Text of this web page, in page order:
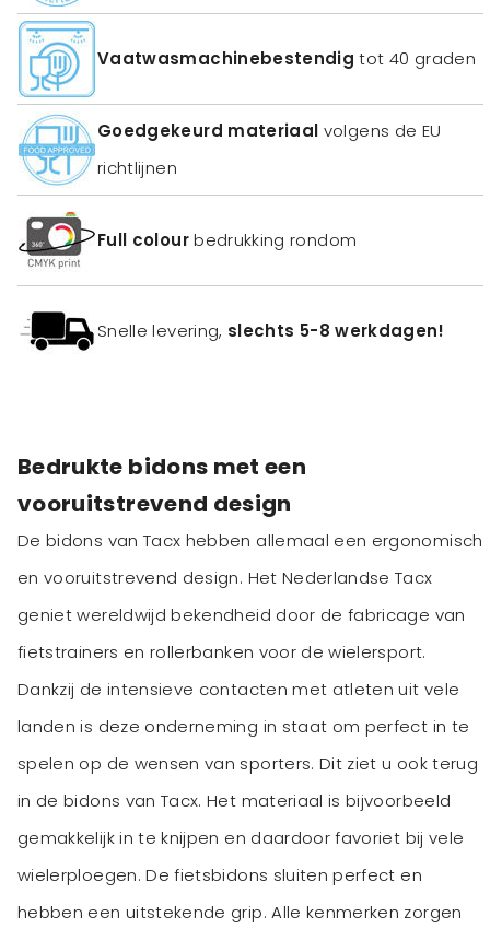
Vaatwasmachinebestendig tot 40 graden
Goedgekeurd materiaal volgens de EU
richtlijnen
Full colourbedrukking rondom
Snelle levering, slechts 5-8 werkdagen!
Bedrukte bidons met een
vooruitstrevend design
De bidons van Tacx hebben allemaal een ergonomisch
en vooruitstrevend design. Het Nederlandse Tacx
geniet wereldwijd bekendheid door de fabricage van
fietstrainers en rollerbanken voor de wielersport.
Dankzij de intensieve contacten met atleten uit vele
landen is deze onderneming in staat om perfect in te
spelen op de wensen van sporters. Dit ziet u ook terug
in de bidons van Tacx. Het materiaal is bijvoorbeeld
gemakkelijk in te knijpen en daardoor favoriet bij vele
wielerploegen. De fietsbidons sluiten perfect en
hebben een uitstekende grip. Alle kenmerken zorgen